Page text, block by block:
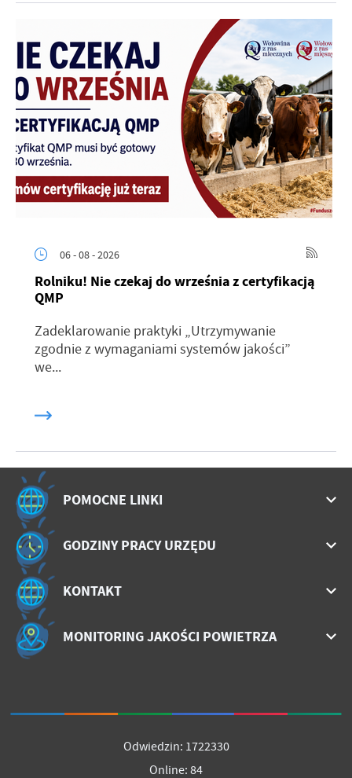
06 - 08 - 2026
Rolniku! Nie czekaj do września z certyfikacją
QMP
Zadeklarowanie praktyki „Utrzymywanie
zgodnie z wymaganiami systemów jakości”
we...
POMOCNE LINKI
GODZINY PRACY URZĘDU
KONTAKT
MONITORING JAKOŚCI POWIETRZA
Odwiedzin: 1722330
Online: 84